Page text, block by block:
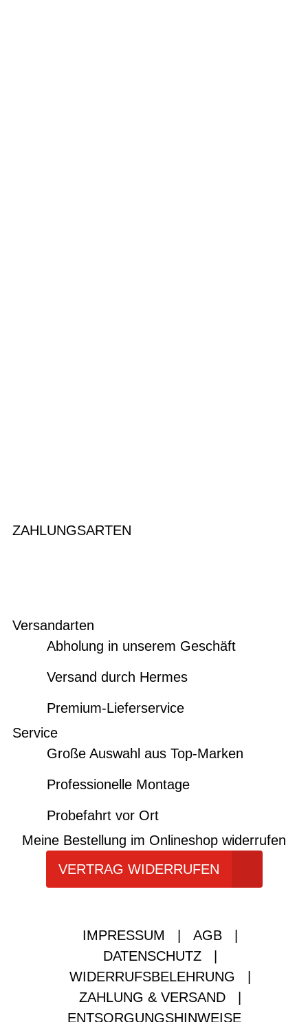
ZAHLUNGSARTEN
Versandarten
Abholung in unserem Geschäft
Versand durch Hermes
Premium-Lieferservice
Service
Große Auswahl aus Top-Marken
Professionelle Montage
Probefahrt vor Ort
Meine Bestellung im Onlineshop widerrufen
VERTRAG WIDERRUFEN
IMPRESSUM AGB
DATENSCHUTZ
WIDERRUFSBELEHRUNG
ZAHLUNG & VERSAND
ENTSORGUNGSHINWEISE